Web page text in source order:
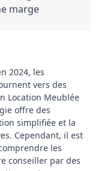
marge
2024, les
vers des
Location Meublée
offre des
simplifiée et la
Cependant, il est
les
conseiller par des